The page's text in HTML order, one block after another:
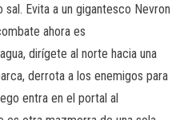
Evita a un gigantesco Nevron
ahora es
dirígete al norte hacia una
derrota a los enemigos para
entra en el portal al